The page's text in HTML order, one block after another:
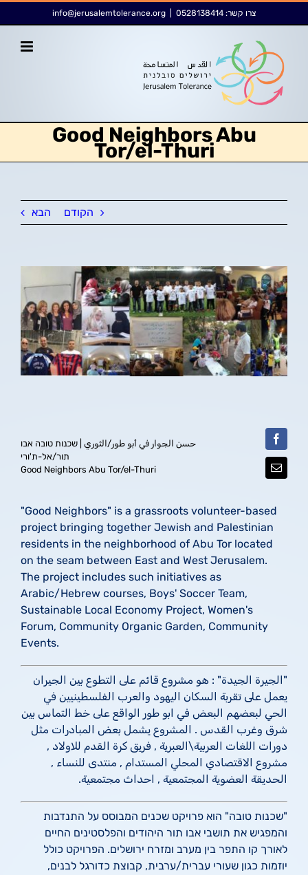
לתוכן
צרו קשר: 0528138414
info@jerusalemtolerance.org
Good Neighbors Abu
Tor/el-Thuri
הקודם הבא
צפה
בתמונה
מוגדלת
حسن الجوار في أبو طور/الثوري | שכנות טובה אבו
תור/אל-ת'ורי
Good Neighbors Abu Tor/el-Thuri
"Good Neighbors" is a grassroots volunteer-based
project bringing together Jewish and Palestinian
residents in the neighborhood of Abu Tor located
on the seam between East and West Jerusalem.
The project includes such initiatives as
Arabic/Hebrew courses, Boys' Soccer Team,
Sustainable Local Economy Project, Women's
Forum, Community Organic Garden, Community
Events.
"الجيرة الجيدة" : هو مشروع قائم على التطوع بين الجيران
يعمل على تقربة السكان اليهود والعرب الفلسطينيين في
الحي لبعضهم البعض في ابو طور الواقع على خط التماس بين
شرق وغرب القدس . المشروع يشمل بعض المبادرات مثل
دورات اللغات العربية\العبرية , فريق كرة القدم للاولاد ,
مشروع الاقتصادي المحلي المستدام , منتدى للنساء ,
الحديقة العضوية المجتمعية , احداث مجتمعية.
"שכנות טובה" הוא פרויקט שכנים המבוסס על התנדבות
והמפגיש את תושבי אבו תור היהודים והפלסטינים החיים
לאורך קו התפר בין מערב ומזרח ירושלים. הפרויקט כולל
יוזמות כגון שעורי עברית/ערבית, קבוצת כדורגל לבנים,